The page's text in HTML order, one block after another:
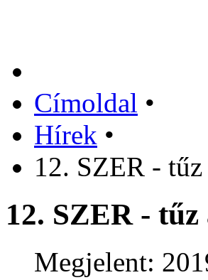
Címoldal •
Hírek •
12. SZER -
12. SZER -
Megjelent: